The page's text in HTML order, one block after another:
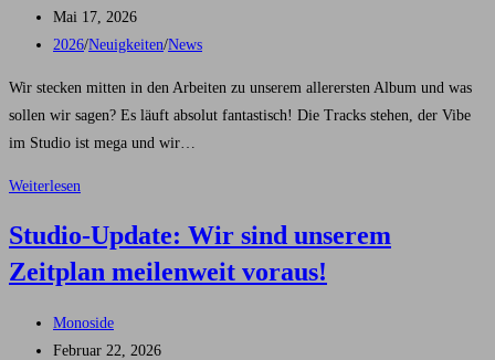
Autor:
Beitrag
veröffentlicht:
Mai 17, 2026
Beitrags-
2026/Neuigkeiten/News
Wir stecken mitten in den Arbeiten zu unserem allerersten Album und was
sollen wir sagen? Es läuft absolut fantastisch! Die Tracks stehen, der Vibe
im Studio ist mega und wir…
Weiterlesen
weiter
und
Studio-Update: Wir sind unserem
Zeitplan meilenweit voraus!
Beitrags-
Autor:
Monoside
Beitrag
Februar 22, 2026